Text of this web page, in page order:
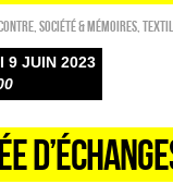
Société & Mémoires
9 JUIN 2023